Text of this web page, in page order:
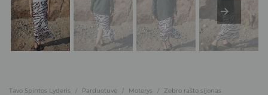
Tavo Spintos Lyderis / Parduotuvė / Moterys / Zebro rašto sijonas